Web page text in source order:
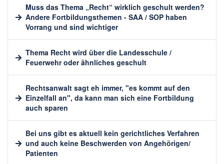
Muss das Thema „Recht“ wirklich geschult werden?
Andere Fortbildungsthemen - SAA / SOP haben
Thema Recht wird über die Landesschule /
Rechtsanwalt sagt eh immer, "es kommt auf den
Einzelfall an", da kann man sich eine Fortbildung
Bei uns gibt es aktuell kein gerichtliches Verfahren